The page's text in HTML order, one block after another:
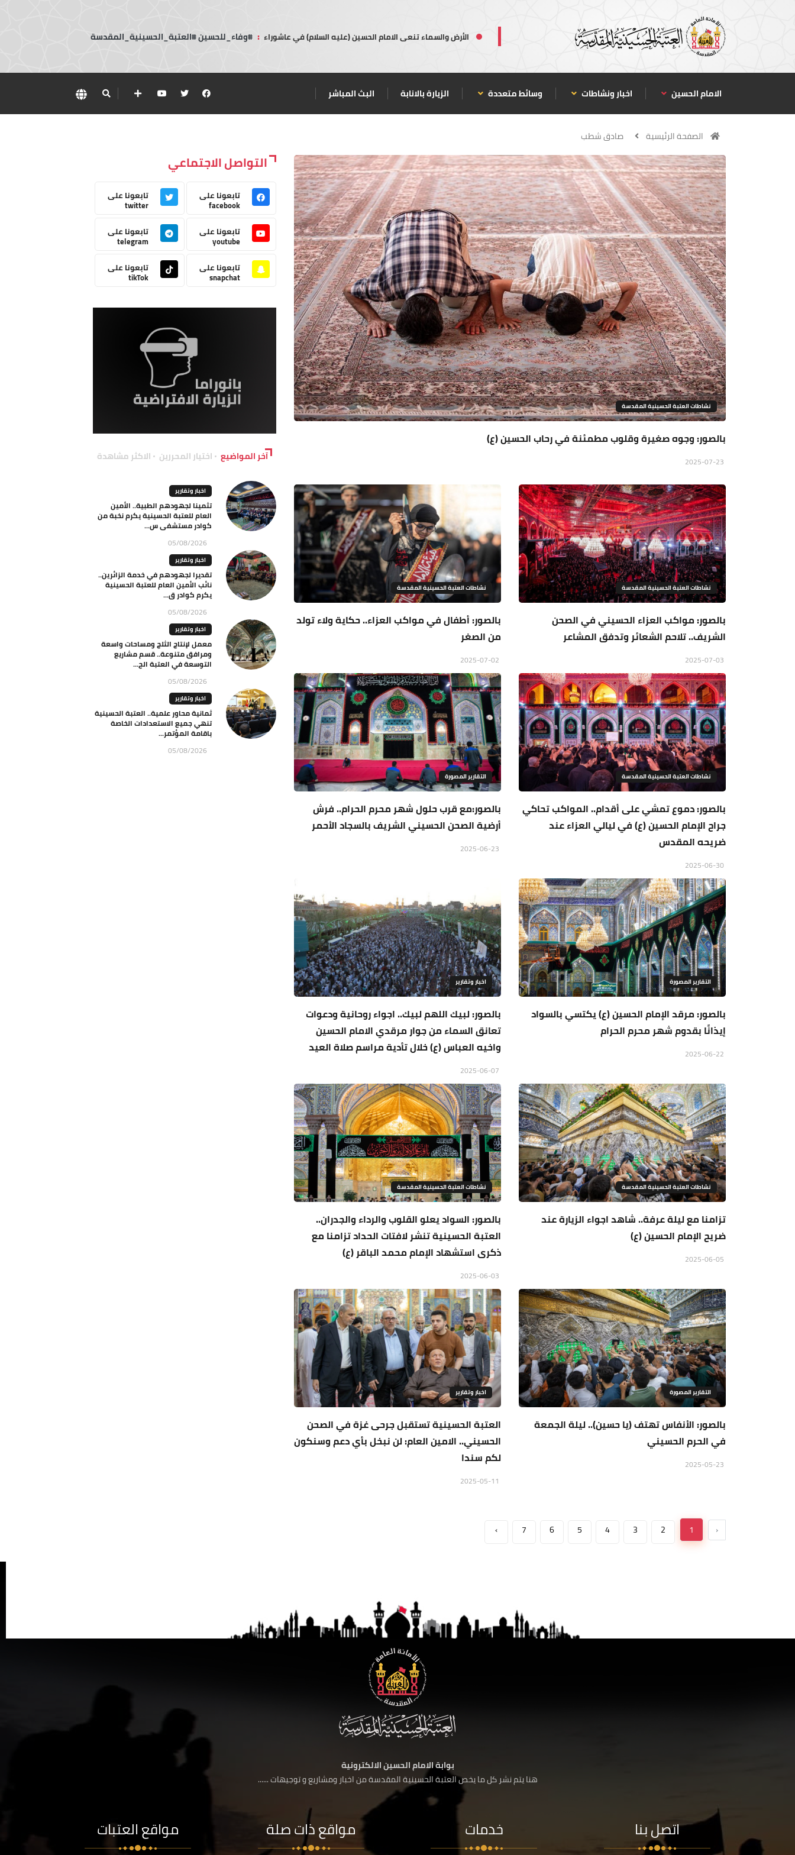
الأرض والسماء تنعى الامام الحسين (عليه السلام) في عاشوراء : #وفاء_للحسين #العتبة_الحسينية_المقدسة
الامام الحسين اخبار ونشاطات وسائط متعددة الزيارة بالانابة البث المباشر
الصفحة الرئيسية صادق شطب
نشاطات العتبة الحسينية المقدسة
بالصور: وجوه صغيرة وقلوب مطمئنة في رحاب الحسين (ع)
نشاطات العتبة الحسينية المقدسة
بالصور: مواكب العزاء الحسيني في الصحن
الشريف.. تلاحم الشعائر وتدفق المشاعر
نشاطات العتبة الحسينية المقدسة
بالصور: أطفال في مواكب العزاء.. حكاية ولاء تولد
من الصغر
نشاطات العتبة الحسينية المقدسة
بالصور: دموع تمشي على أقدام.. المواكب تحاكي
جراح الإمام الحسين (ع) في ليالي العزاء عند
ضريحه المقدس
التقارير المصورة
بالصور:مع قرب حلول شهر محرم الحرام.. فرش
أرضية الصحن الحسيني الشريف بالسجاد الأحمر
التقارير المصورة
بالصور: مرقد الإمام الحسين (ع) يكتسي بالسواد
إيذانًا بقدوم شهر محرم الحرام
اخبار وتقارير
بالصور: لبيك اللهم لبيك.. اجواء روحانية ودعوات
تعانق السماء من جوار مرقدي الامام الحسين
واخيه العباس (ع) خلال تأدية مراسم صلاة العيد
نشاطات العتبة الحسينية المقدسة
تزامنا مع ليلة عرفة.. شاهد اجواء الزيارة عند
ضريح الإمام الحسين (ع)
نشاطات العتبة الحسينية المقدسة
بالصور: السواد يعلو القلوب والرداء والجدران..
العتبة الحسينية تنشر لافتات الحداد تزامنا مع
ذكرى استشهاد الإمام محمد الباقر (ع)
التقارير المصورة
بالصور: الأنفاس تهتف (يا حسين).. ليلة الجمعة
في الحرم الحسيني
اخبار وتقارير
العتبة الحسينية تستقبل جرحى غزة في الصحن
الحسيني.. الامين العام: لن نبخل بأي دعم وسنكون
لكم سندا
‹
1
2
3
4
5
6
7
›
التواصل الاجتماعي
تابعونا على
facebook
تابعونا على
twitter
تابعونا على
youtube
تابعونا على
telegram
تابعونا على
snapchat
تابعونا على
tikTok
آخر المواضيع اختيار المحررين الاكثر مشاهدة
اخبار وتقارير
تثمينا لجهودهم الطبية.. الأمين
العام للعتبة الحسينية يكرم نخبة من
كوادر مستشفى س...
05/08/2026
اخبار وتقارير
تقديرا لجهودهم في خدمة الزائرين..
نائب الأمين العام للعتبة الحسينية
يكرم كوادر ق...
05/08/2026
اخبار وتقارير
معمل لإنتاج الثلج ومساحات واسعة
ومرافق متنوعة.. قسم مشاريع
التوسعة في العتبة الح...
05/08/2026
اخبار وتقارير
ثمانية محاور علمية.. العتبة الحسينية
تنهي جميع الاستعدادات الخاصة
باقامة المؤتمر...
05/08/2026
بوابة الامام الحسين الالكترونية
هنا يتم نشر كل ما يخص العتبة الحسينية المقدسة من اخبار ومشاريع و توجيهات ......
اتصل بنا خدمات مواقع ذات صلة مواقع العتبات